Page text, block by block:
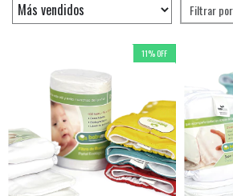
Filtrar por
11% OFF